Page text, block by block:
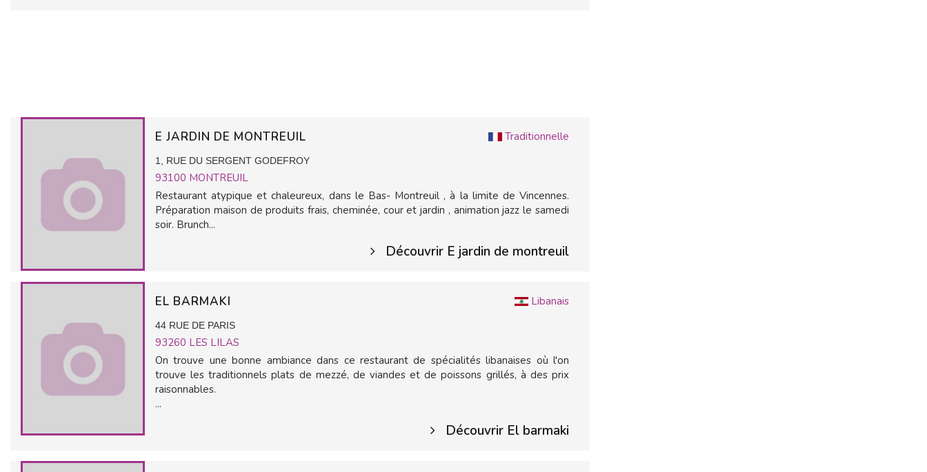
Traditionnelle
E JARDIN DE MONTREUIL
1, RUE DU SERGENT GODEFROY
93100 MONTREUIL
Restaurant atypique et chaleureux, dans le Bas- Montreuil , à la limite de Vincennes.
Préparation maison de produits frais, cheminée, cour et jardin , animation jazz le samedi
soir. Brunch...
Découvrir E jardin de montreuil
Libanais
EL BARMAKI
44 RUE DE PARIS
93260 LES LILAS
On trouve une bonne ambiance dans ce restaurant de spécialités libanaises où l'on
trouve les traditionnels plats de mezzé, de viandes et de poissons grillés, à des prix
raisonnables.
...
Découvrir El barmaki